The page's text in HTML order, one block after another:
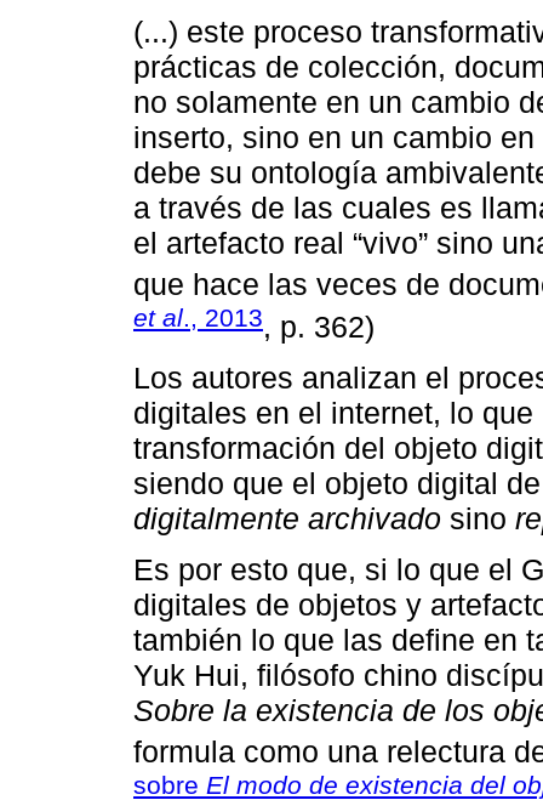
(...) este proceso
prácticas de colección,
no solamente en un cambio
inserto, sino en un cambio
debe su ontología
a través de las cuales es
el artefacto real “vivo” sino
que hace las veces de
et al., 2013, p. 362)
Los autores analizan el
digitales en el internet, lo
transformación del objeto
siendo que el objeto digital
digitalmente archivado sino
Es por esto que, si lo que el
digitales de objetos y
también lo que las define en
Yuk Hui, filósofo chino
Sobre la existencia de los
formula como una relectura
sobre El modo de existencia del